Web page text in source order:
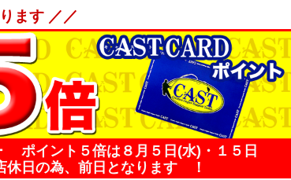
ます ／／
ポイント５倍は８月５日(水)・１５日
休日の為、前日となります ！